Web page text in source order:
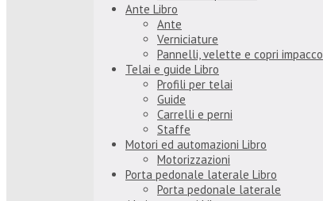
Ante Libro
Ante
Verniciature
Pannelli, velette e copri impacco
Telai e guide Libro
Profili per telai
Guide
Carrelli e perni
Staffe
Motori ed automazioni Libro
Motorizzazioni
Porta pedonale laterale Libro
Porta pedonale laterale